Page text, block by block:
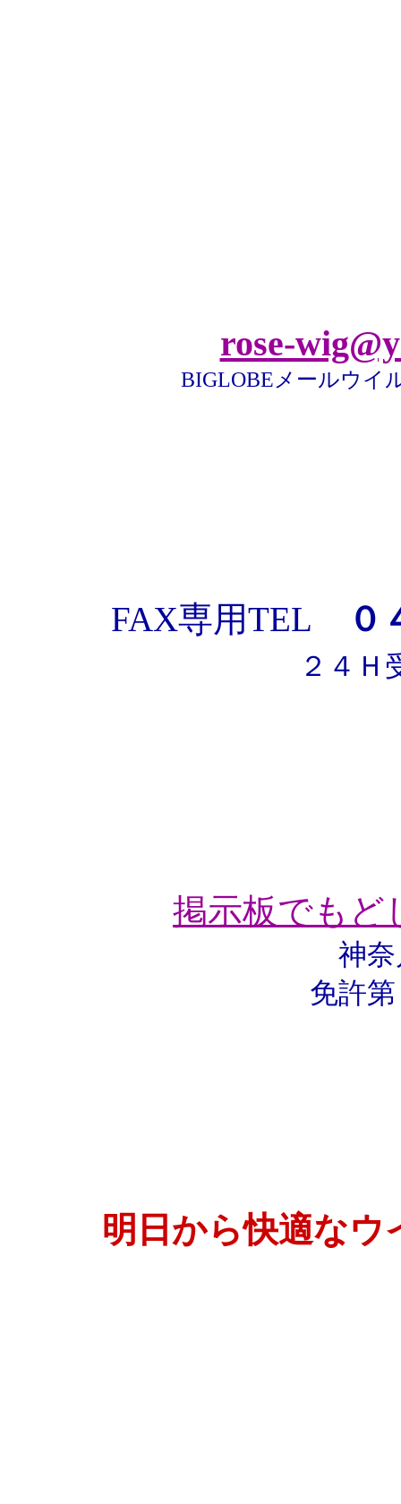
rose-
BIGLOBEメールウイ
FAX専用TEL ０
２４
掲示板でもど
神
免許
明日から快適なウ